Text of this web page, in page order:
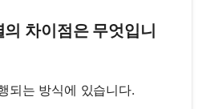
차이점은 무엇입니
되는 방식에 있습니다.